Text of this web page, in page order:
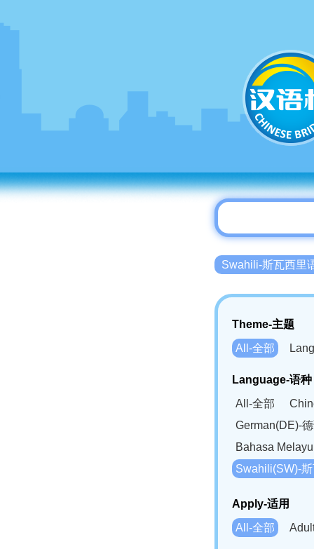
Swahili-斯瓦西里
Theme-主题
All-全部
Language-语种
All-全部
German(DE)-
Bahasa
Swahili(SW)-
Apply-适用
All-全部